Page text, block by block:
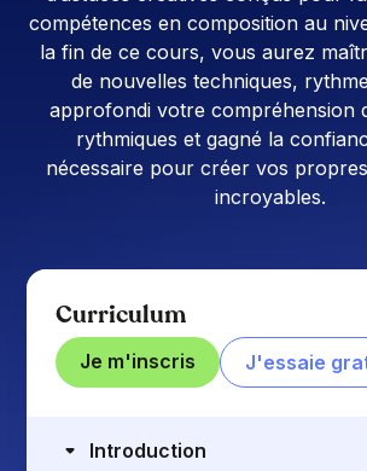
compétences en composition au
la fin de ce cours, vous aurez
de nouvelles techniques,
approfondi votre compréhension
rythmiques et gagné la
nécessaire pour créer vos
incroyables.
Curriculum
Je m'inscris J'essaie
Introduction